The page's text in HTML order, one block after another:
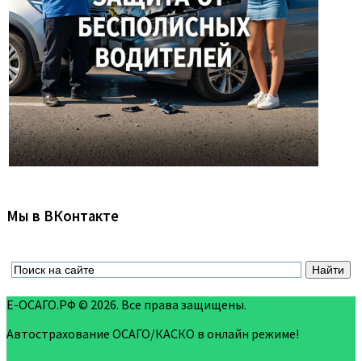
Мы в ВКонтакте
Е-ОСАГО.РФ © 2026. Все права защищены.
Автострахование ОСАГО/КАСКО в онлайн режиме!